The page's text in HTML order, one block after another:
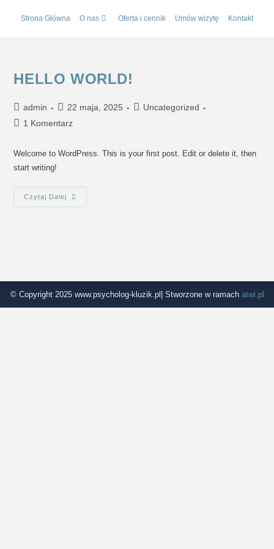
Strona Główna O nas Oferta i cennik Umów wizytę Kontakt
HELLO WORLD!
admin 22 maja, 2025
Uncategorized
1 Komentarz
Welcome to WordPress. This is your first post. Edit or delete it, then
start writing!
Czytaj Dalej
© Copyright 2025 www.psycholog-kluzik.pl| Stworzone w ramach atwi.pl